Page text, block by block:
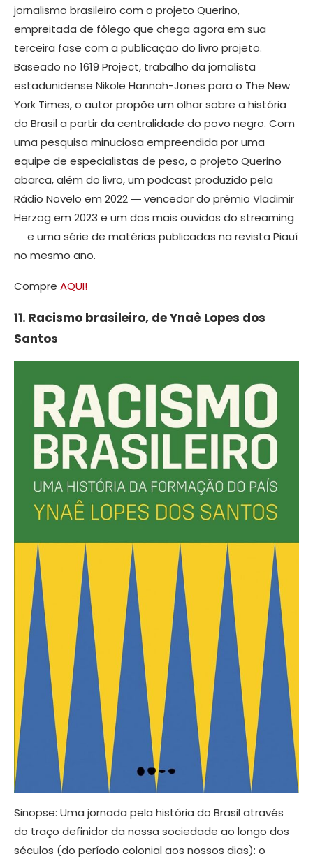
jornalismo brasileiro com o projeto Querino,
empreitada de fôlego que chega agora em sua
terceira fase com a publicação do livro projeto.
Baseado no 1619 Project, trabalho da jornalista
estadunidense Nikole Hannah-Jones para o The New
York Times, o autor propõe um olhar sobre a história
do Brasil a partir da centralidade do povo negro. Com
uma pesquisa minuciosa empreendida por uma
equipe de especialistas de peso, o projeto Querino
abarca, além do livro, um podcast produzido pela
Rádio Novelo em 2022 ― vencedor do prêmio Vladimir
Herzog em 2023 e um dos mais ouvidos do streaming
― e uma série de matérias publicadas na revista Piauí
no mesmo ano.
Compre AQUI!
11. Racismo brasileiro, de Ynaê Lopes dos
Santos
Sinopse: Uma jornada pela história do Brasil através
do traço definidor da nossa sociedade ao longo dos
séculos (do período colonial aos nossos dias): o